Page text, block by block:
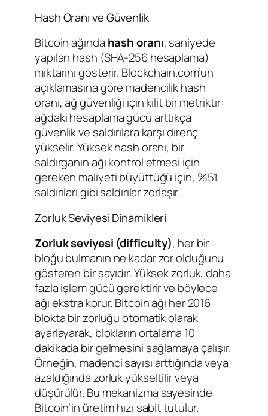
Hash Oranı ve Güvenlik
Bitcoin ağında hash oranı, saniyede
yapılan hash (SHA-256 hesaplama)
miktarını gösterir. Blockchain.com’un
açıklamasına göre madencilik hash
oranı, ağ güvenliği için kilit bir metriktir:
ağdaki hesaplama gücü arttıkça
güvenlik ve saldırılara karşı direnç
yükselir. Yüksek hash oranı, bir
saldırganın ağı kontrol etmesi için
gereken maliyeti büyüttüğü için, %51
saldırıları gibi saldırılar zorlaşır.
Zorluk Seviyesi Dinamikleri
Zorluk seviyesi (difficulty), her bir
bloğu bulmanın ne kadar zor olduğunu
gösteren bir sayıdır. Yüksek zorluk, daha
fazla işlem gücü gerektirir ve böylece
ağı ekstra korur. Bitcoin ağı her 2016
blokta bir zorluğu otomatik olarak
ayarlayarak, blokların ortalama 10
dakikada bir gelmesini sağlamaya çalışır.
Örneğin, madenci sayısı arttığında veya
azaldığında zorluk yükseltilir veya
düşürülür. Bu mekanizma sayesinde
Bitcoin’in üretim hızı sabit tutulur.